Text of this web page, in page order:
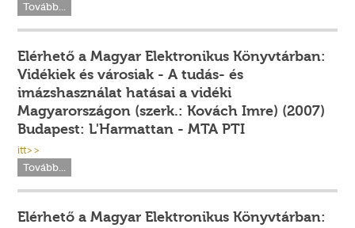
Tovább...
Elérhető a Magyar Elektronikus Könyvtárban:
Vidékiek és városiak - A tudás- és
imázshasználat hatásai a vidéki
Magyarországon (szerk.: Kovách Imre) (2007)
Budapest: L'Harmattan - MTA PTI
itt>>
Tovább...
Elérhető a Magyar Elektronikus Könyvtárban: